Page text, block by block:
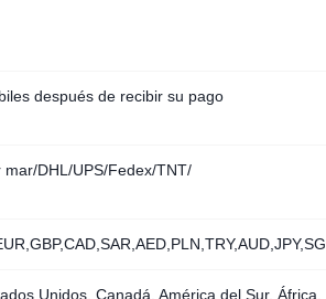
después de recibir su pago
mar/DHL/UPS/Fedex/TNT/
Unidos, Canadá, América del Sur, África,